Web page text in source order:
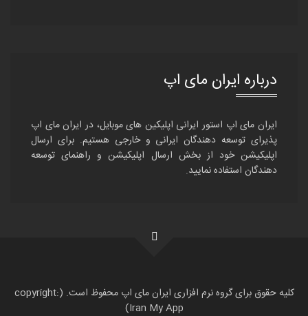
درباره ایران مای اپ
ایران مای اپ استور ایرانی اپلیکین های موبایل، در ایران مای اپ
پذیرای توسعه دهندگان ایرانی و خارجی هستیم. برای ارسال
اپلیکیشن خود از بخش ارسال اپلیکیشن و راهنمای توسعه
دهندگان استفاده نمایید.
کلیه حقوق برای گروه نرم افزاری ایران مای اپ محفوظ است. (copyright:
Iran My App)